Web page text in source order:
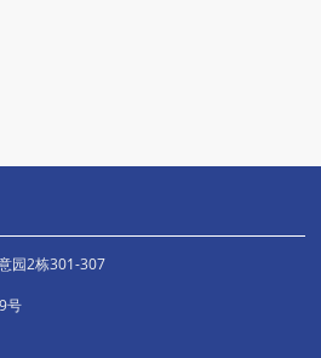
园2栋301-307
号